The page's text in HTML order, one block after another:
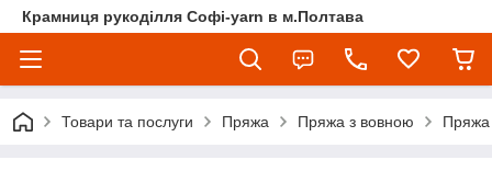
Крамниця рукоділля Софі-yarn в м.Полтава
Товари та послуги Пряжа Пряжа з вовною Пряжа